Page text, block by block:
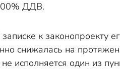
ДДВ.
к законопроекту
снижалась на
исполняется один из